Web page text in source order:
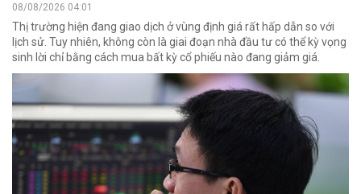
08/08/2026 04:01
Thị trường hiện đang giao dịch ở vùng định giá rất hấp dẫn so với
lịch sử. Tuy nhiên, không còn là giai đoạn nhà đầu tư có thể kỳ vọng
sinh lời chỉ bằng cách mua bất kỳ cổ phiếu nào đang giảm giá.